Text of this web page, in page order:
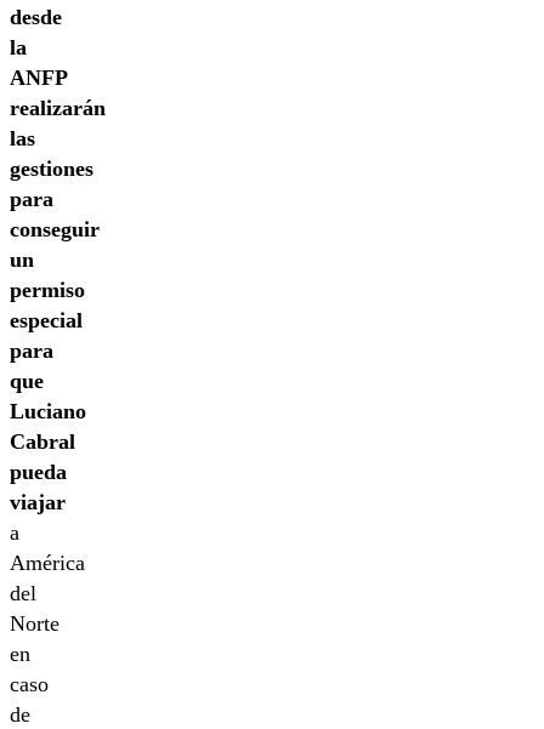
desde
la
ANFP
realizarán
las
gestiones
para
conseguir
un
permiso
especial
para
que
Luciano
Cabral
pueda
viajar
a
América
del
Norte
en
caso
de